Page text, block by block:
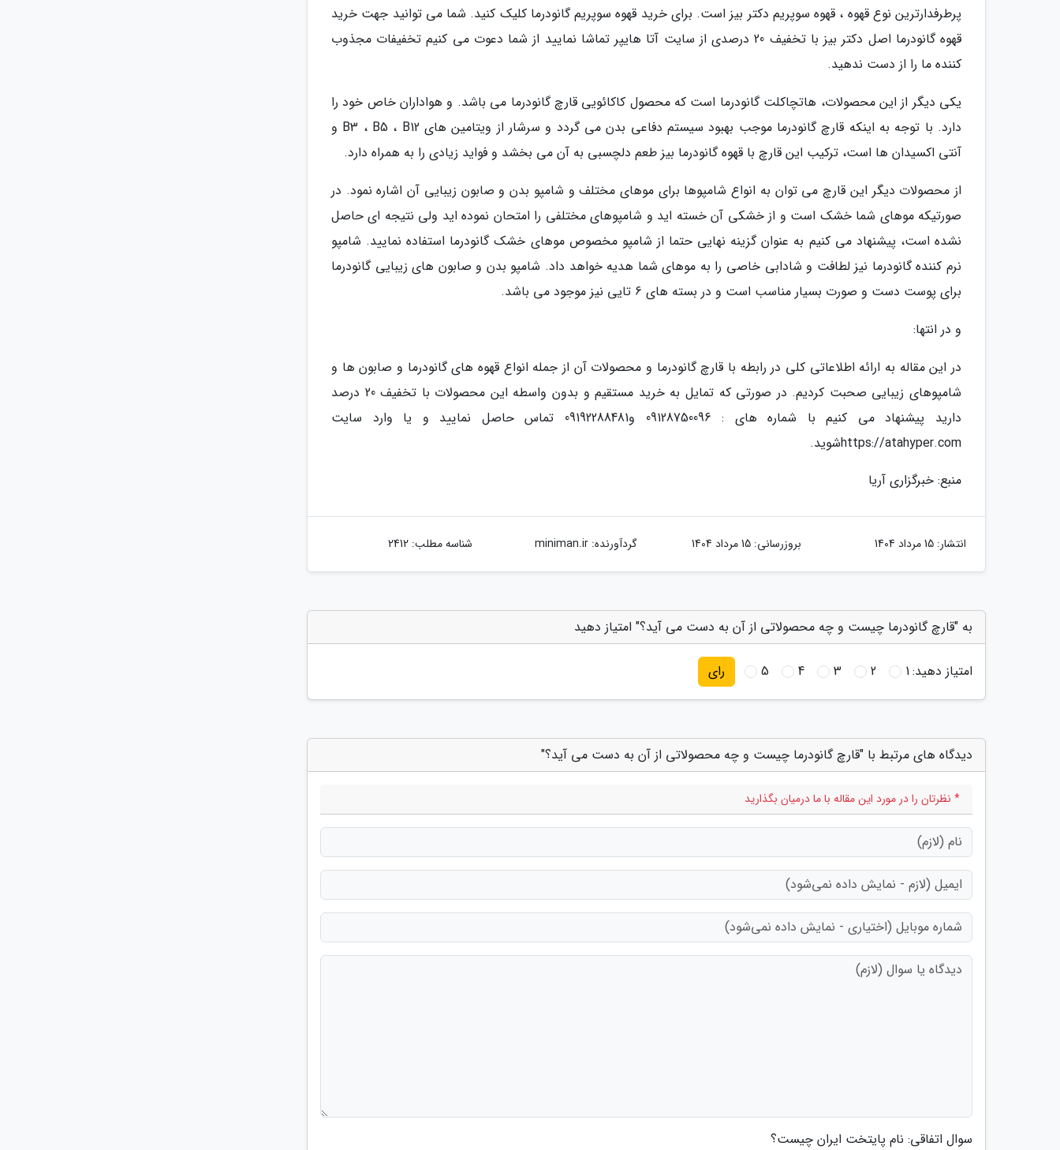
پرطرفدارترین نوع قهوه ، قهوه سوپریم دکتر بیز است. برای خرید قهوه سوپریم گانودرما کلیک کنید. شما می توانید جهت خرید
قهوه گانودرما اصل دکتر بیز با تخفیف 20 درصدی از سایت آتا هایپر تماشا نمایید از شما دعوت می کنیم تخفیفات مجذوب
کننده ما را از دست ندهید.
یکی دیگر از این محصولات، هاتچاکلت گانودرما است که محصول کاکائویی قارچ گانودرما می باشد. و هواداران خاص خود را
دارد. با توجه به اینکه قارچ گانودرما موجب بهبود سیستم دفاعی بدن می گردد و سرشار از ویتامین های B3 ، B5 ، B12 و
آنتی اکسیدان ها است، ترکیب این قارچ با قهوه گانودرما بیز طعم دلچسبی به آن می بخشد و فواید زیادی را به همراه دارد.
از محصولات دیگر این قارچ می توان به انواع شامپوها برای موهای مختلف و شامپو بدن و صابون زیبایی آن اشاره نمود. در
صورتیکه موهای شما خشک است و از خشکی آن خسته اید و شامپوهای مختلفی را امتحان نموده اید ولی نتیجه ای حاصل
نشده است، پیشنهاد می کنیم به عنوان گزینه نهایی حتما از شامپو مخصوص موهای خشک گانودرما استفاده نمایید. شامپو
نرم کننده گانودرما نیز لطافت و شادابی خاصی را به موهای شما هدیه خواهد داد. شامپو بدن و صابون های زیبایی گانودرما
برای پوست دست و صورت بسیار مناسب است و در بسته های 6 تایی نیز موجود می باشد.
و در انتها:
در این مقاله به ارائه اطلاعاتی کلی در رابطه با قارچ گانودرما و محصولات آن از جمله انواع قهوه های گانودرما و صابون ها و
شامپوهای زیبایی صحبت کردیم. در صورتی که تمایل به خرید مستقیم و بدون واسطه این محصولات با تخفیف 20 درصد
دارید پیشنهاد می کنیم با شماره های : 09128750096 و09192288481 تماس حاصل نمایید و یا وارد سایت
https://atahyper.comشوید.
منبع: خبرگزاری آریا
انتشار: 15 مرداد 1404 بروزرسانی: 15 مرداد 1404 گردآورنده:miniman.ir شناسه مطلب: 2412
به "قارچ گانودرما چیست و چه محصولاتی از آن به دست می آید؟" امتیاز دهید
امتیاز دهید:1
2
3
4
5 رای
دیدگاه های مرتبط با "قارچ گانودرما چیست و چه محصولاتی از آن به دست می آید؟"
* نظرتان را در مورد این مقاله با ما درمیان بگذارید
سوال اتفاقی: نام پایتخت ایران چیست؟